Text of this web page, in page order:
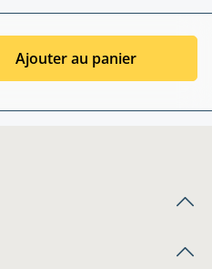
Ajouter au panier